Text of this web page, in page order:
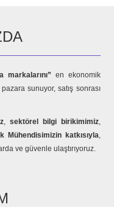
markalarını” en ekonomik
sunuyor, satış sonrası
, sektörel bilgi birikimimiz,
Mühendisimizin katkısıyla,
ve güvenle ulaştırıyoruz.